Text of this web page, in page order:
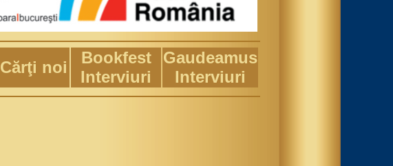
Cărţi noi
Bookfest
Interviuri
Gaudeamus
Interviuri